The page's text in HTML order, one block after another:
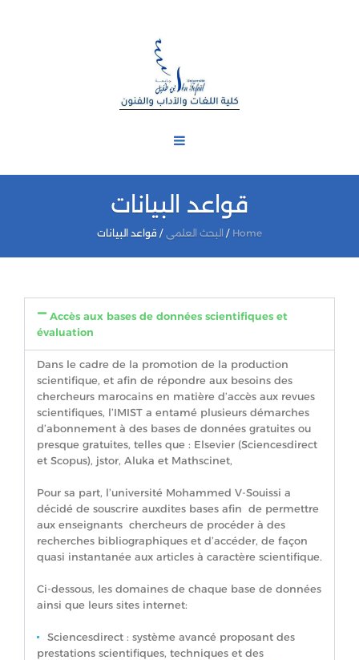
قواعد البيانات
Home
/ البحث العلمي / قواعد البيانات
Accès aux bases de données scientifiques et
évaluation
Dans le cadre de la promotion de la production
scientifique, et afin de répondre aux besoins des
chercheurs marocains en matière d’accès aux revues
scientifiques, l’IMIST a entamé plusieurs démarches
d’abonnement à des bases de données gratuites ou
presque gratuites, telles que : Elsevier (Sciencesdirect
et Scopus), jstor, Aluka et Mathscinet,
Pour sa part, l’université Mohammed V-Souissi a
décidé de souscrire auxdites bases afin de permettre
aux enseignants chercheurs de procéder à des
recherches bibliographiques et d’accéder, de façon
quasi instantanée aux articles à caractère scientifique.
Ci-dessous, les domaines de chaque base de données
ainsi que leurs sites internet:
Sciencesdirect : système avancé proposant des
prestations scientifiques, techniques et des